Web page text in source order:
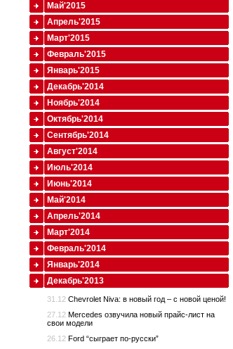
Май'2015
Апрель'2015
Март'2015
Февраль'2015
Январь'2015
Декабрь'2014
Ноябрь'2014
Октябрь'2014
Сентябрь'2014
Август'2014
Июль'2014
Июнь'2014
Май'2014
Апрель'2014
Март'2014
Февраль'2014
Январь'2014
Декабрь'2013
31.12 Chevrolet Niva: в новый год – с новой ценой!
27.12 Mercedes озвучила новый прайс-лист на
свои модели
26.12 Ford “сыграет по-русски”